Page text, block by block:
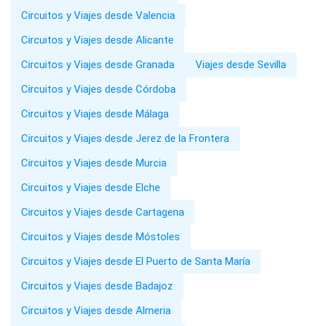
Circuitos y Viajes desde Valencia
Circuitos y Viajes desde Alicante
Circuitos y Viajes desde Granada
Viajes desde Sevilla
Circuitos y Viajes desde Córdoba
Circuitos y Viajes desde Málaga
Circuitos y Viajes desde Jerez de la Frontera
Circuitos y Viajes desde Murcia
Circuitos y Viajes desde Elche
Circuitos y Viajes desde Cartagena
Circuitos y Viajes desde Móstoles
Circuitos y Viajes desde El Puerto de Santa María
Circuitos y Viajes desde Badajoz
Circuitos y Viajes desde Almeria